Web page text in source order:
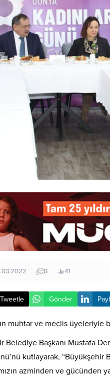
0 41
Tweetle Gönder
muhtar ve meclis üyeleriyle
Belediye Başkanı Mustafa
kutlayarak, “Büyükşehir
azminden ve gücünden